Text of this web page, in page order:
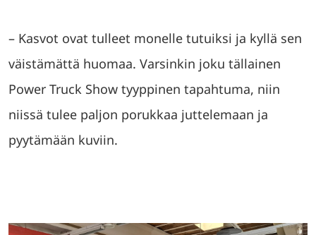
– Kasvot ovat tulleet monelle tutuiksi ja kyllä sen
väistämättä huomaa. Varsinkin joku tällainen
Power Truck Show tyyppinen tapahtuma, niin
niissä tulee paljon porukkaa juttelemaan ja
pyytämään kuviin.